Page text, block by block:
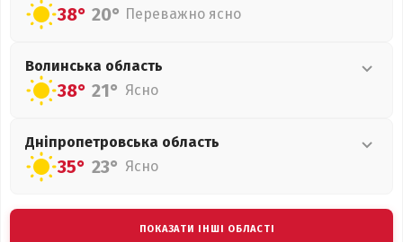
38° 20° Переважно ясно
Волинська область
38° 21° Ясно
Дніпропетровська область
35° 23° Ясно
ПОКАЗАТИ ІНШІ ОБЛАСТІ